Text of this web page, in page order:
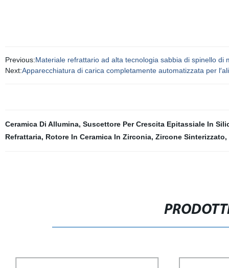
Previous:Materiale refrattario ad alta tecnologia sabbia di spinello di
Next:Apparecchiatura di carica completamente automatizzata per
Ceramica Di Allumina, Suscettore Per Crescita Epitassiale In
Refrattaria, Rotore In Ceramica In Zirconia, Zircone Sinterizzato,